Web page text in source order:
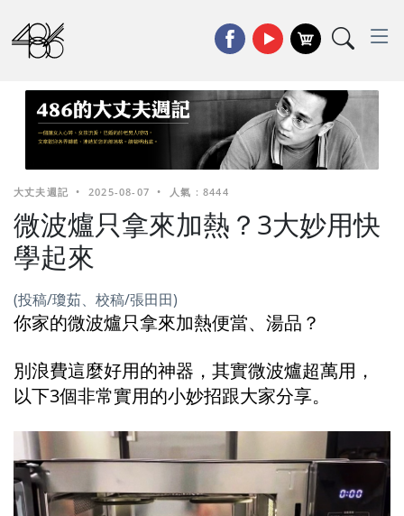
大丈夫週記 • 2025-08-07 • 人氣 : 8444
微波爐只拿來加熱？3大妙用快
學起來
(投稿/瓊茹、校稿/張田田)
你家的微波爐只拿來加熱便當、湯品？
別浪費這麼好用的神器，其實微波爐超萬用，
以下3個非常實用的小妙招跟大家分享。